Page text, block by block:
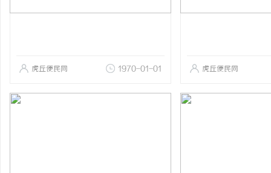
虎丘便民网 1970-01-01 虎丘便民网